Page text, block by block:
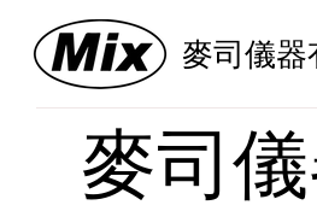
麥司儀器
麥司